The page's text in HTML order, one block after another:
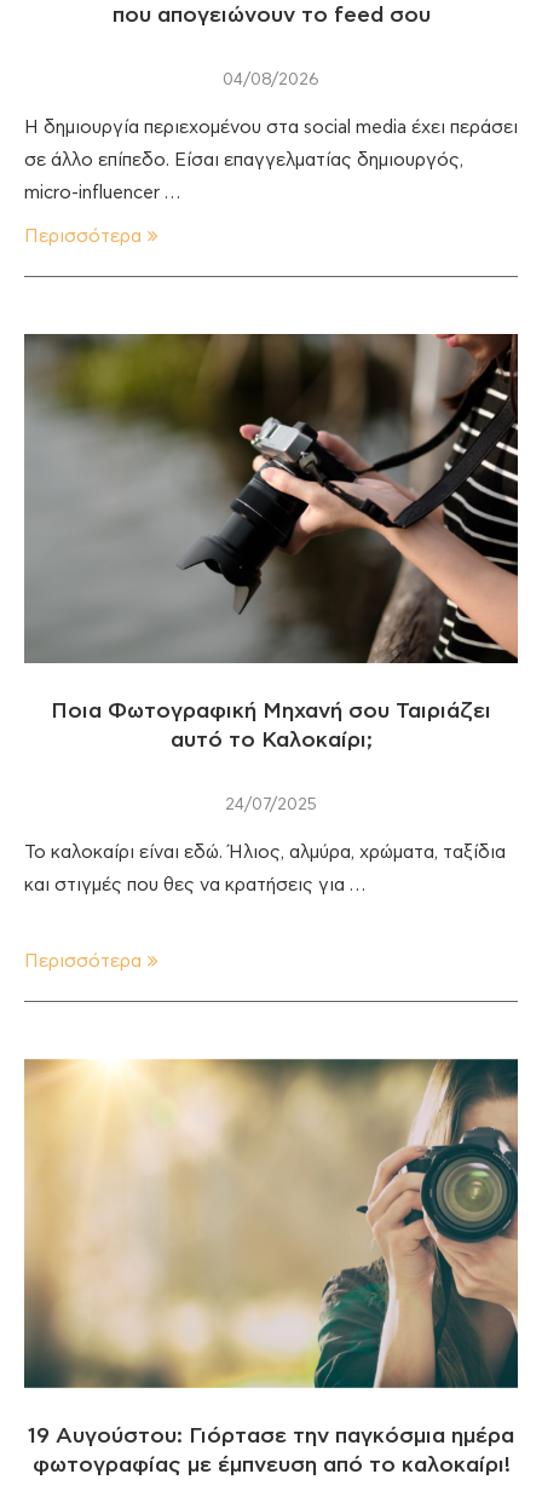
που απογειώνουν το feed σου
04/08/2026
Η δημιουργία περιεχομένου στα social media έχει περάσει
σε άλλο επίπεδο. Είσαι επαγγελματίας δημιουργός,
micro-influencer …
Περισσότερα
Ποια Φωτογραφική Μηχανή σου Ταιριάζει
αυτό το Καλοκαίρι;
24/07/2025
Το καλοκαίρι είναι εδώ. Ήλιος, αλμύρα, χρώματα, ταξίδια
και στιγμές που θες να κρατήσεις για …
Περισσότερα
19 Αυγούστου: Γιόρτασε την παγκόσμια ημέρα
φωτογραφίας με έμπνευση από το καλοκαίρι!